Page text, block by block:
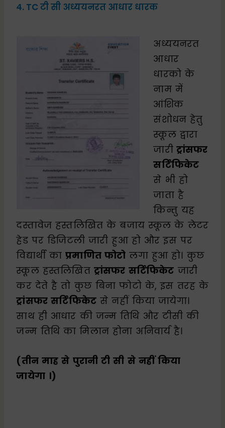
4. TC टी सी अध्ययनरत आधार धारक
अध्ययनरत
आधार
धारको के
नाम में
आंशिक
संशोधन हेतु
स्कूल द्वारा
जारीट्रांसफर
सर्टिफिकेट
से भी हो
जाता है
किन्तु यह
दस्तावेज हस्तलिखित के बजाय स्कूल के लेटर
हेड पर डिजिटली जारी हुआ हो और इस पर
विद्यार्थी काप्रमाणित फोटो लगा हुआ हो। कुछ
स्कूल हस्तलिखित ट्रांसफर सर्टिफिकेट जारी
कर देते है तो कुछ बिना फोटो के, इस तरह के
ट्रांसफर सर्टिफिकेट से नहीं किया जायेगा।
साथ ही आधार की जन्म तिथि और टीसी की
जन्म तिथि का मिलान होना अनिवार्य है।
(तीन माह से पुरानी टी सी से नहीं किया
जायेगा ।)